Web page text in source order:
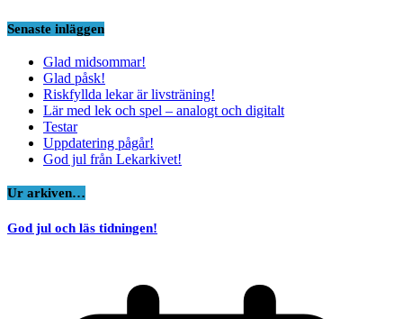
Senaste inläggen
Glad midsommar!
Glad påsk!
Riskfyllda lekar är livsträning!
Lär med lek och spel – analogt och digitalt
Testar
Uppdatering pågår!
God jul från Lekarkivet!
Ur arkiven…
God jul och läs tidningen!